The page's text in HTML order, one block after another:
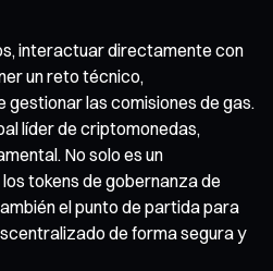
interactuar directamente con
un reto técnico,
gestionar las comisiones de gas.
líder de criptomonedas,
No solo es un
tokens de gobernanza de
el punto de partida para
de forma segura y